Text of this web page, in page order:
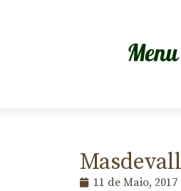
11 de Maio, 2017